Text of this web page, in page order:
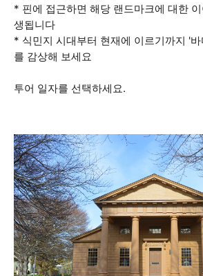
* 핀에 접근하면 해당 랜드마크에 대한
생됩니다
* 식민지 시대부터 현재에 이르기까지 '
를 감상해 보세요
투어 일자를 선택하세요.